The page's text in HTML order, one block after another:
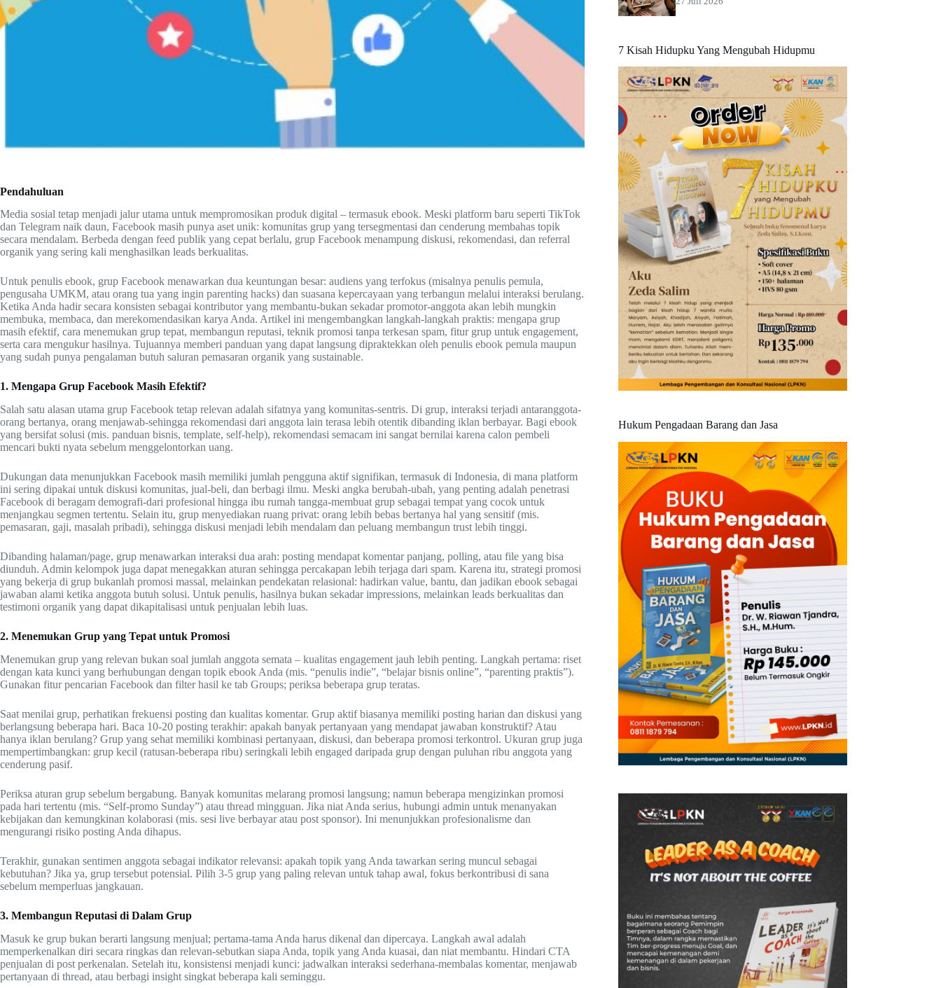
Pendahuluan
Media sosial tetap menjadi jalur utama untuk mempromosikan produk digital – termasuk ebook. Meski platform baru seperti TikTok
dan Telegram naik daun, Facebook masih punya aset unik: komunitas grup yang tersegmentasi dan cenderung membahas topik
secara mendalam. Berbeda dengan feed publik yang cepat berlalu, grup Facebook menampung diskusi, rekomendasi, dan referral
organik yang sering kali menghasilkan leads berkualitas.
Untuk penulis ebook, grup Facebook menawarkan dua keuntungan besar: audiens yang terfokus (misalnya penulis pemula,
pengusaha UMKM, atau orang tua yang ingin parenting hacks) dan suasana kepercayaan yang terbangun melalui interaksi berulang.
Ketika Anda hadir secara konsisten sebagai kontributor yang membantu-bukan sekadar promotor-anggota akan lebih mungkin
membuka, membaca, dan merekomendasikan karya Anda. Artikel ini mengembangkan langkah-langkah praktis: mengapa grup
masih efektif, cara menemukan grup tepat, membangun reputasi, teknik promosi tanpa terkesan spam, fitur grup untuk engagement,
serta cara mengukur hasilnya. Tujuannya memberi panduan yang dapat langsung dipraktekkan oleh penulis ebook pemula maupun
yang sudah punya pengalaman butuh saluran pemasaran organik yang sustainable.
1. Mengapa Grup Facebook Masih Efektif?
Salah satu alasan utama grup Facebook tetap relevan adalah sifatnya yang komunitas-sentris. Di grup, interaksi terjadi antaranggota-
orang bertanya, orang menjawab-sehingga rekomendasi dari anggota lain terasa lebih otentik dibanding iklan berbayar. Bagi ebook
yang bersifat solusi (mis. panduan bisnis, template, self-help), rekomendasi semacam ini sangat bernilai karena calon pembeli
mencari bukti nyata sebelum menggelontorkan uang.
Dukungan data menunjukkan Facebook masih memiliki jumlah pengguna aktif signifikan, termasuk di Indonesia, di mana platform
ini sering dipakai untuk diskusi komunitas, jual-beli, dan berbagi ilmu. Meski angka berubah-ubah, yang penting adalah penetrasi
Facebook di beragam demografi-dari profesional hingga ibu rumah tangga-membuat grup sebagai tempat yang cocok untuk
menjangkau segmen tertentu. Selain itu, grup menyediakan ruang privat: orang lebih bebas bertanya hal yang sensitif (mis.
pemasaran, gaji, masalah pribadi), sehingga diskusi menjadi lebih mendalam dan peluang membangun trust lebih tinggi.
Dibanding halaman/page, grup menawarkan interaksi dua arah: posting mendapat komentar panjang, polling, atau file yang bisa
diunduh. Admin kelompok juga dapat menegakkan aturan sehingga percakapan lebih terjaga dari spam. Karena itu, strategi promosi
yang bekerja di grup bukanlah promosi massal, melainkan pendekatan relasional: hadirkan value, bantu, dan jadikan ebook sebagai
jawaban alami ketika anggota butuh solusi. Untuk penulis, hasilnya bukan sekadar impressions, melainkan leads berkualitas dan
testimoni organik yang dapat dikapitalisasi untuk penjualan lebih luas.
2. Menemukan Grup yang Tepat untuk Promosi
Menemukan grup yang relevan bukan soal jumlah anggota semata – kualitas engagement jauh lebih penting. Langkah pertama: riset
dengan kata kunci yang berhubungan dengan topik ebook Anda (mis. “penulis indie”, “belajar bisnis online”, “parenting praktis”).
Gunakan fitur pencarian Facebook dan filter hasil ke tab Groups; periksa beberapa grup teratas.
Saat menilai grup, perhatikan frekuensi posting dan kualitas komentar. Grup aktif biasanya memiliki posting harian dan diskusi yang
berlangsung beberapa hari. Baca 10-20 posting terakhir: apakah banyak pertanyaan yang mendapat jawaban konstruktif? Atau
hanya iklan berulang? Grup yang sehat memiliki kombinasi pertanyaan, diskusi, dan beberapa promosi terkontrol. Ukuran grup juga
mempertimbangkan: grup kecil (ratusan-beberapa ribu) seringkali lebih engaged daripada grup dengan puluhan ribu anggota yang
cenderung pasif.
Periksa aturan grup sebelum bergabung. Banyak komunitas melarang promosi langsung; namun beberapa mengizinkan promosi
pada hari tertentu (mis. “Self-promo Sunday”) atau thread mingguan. Jika niat Anda serius, hubungi admin untuk menanyakan
kebijakan dan kemungkinan kolaborasi (mis. sesi live berbayar atau post sponsor). Ini menunjukkan profesionalisme dan
mengurangi risiko posting Anda dihapus.
Terakhir, gunakan sentimen anggota sebagai indikator relevansi: apakah topik yang Anda tawarkan sering muncul sebagai
kebutuhan? Jika ya, grup tersebut potensial. Pilih 3-5 grup yang paling relevan untuk tahap awal, fokus berkontribusi di sana
sebelum memperluas jangkauan.
3. Membangun Reputasi di Dalam Grup
Masuk ke grup bukan berarti langsung menjual; pertama-tama Anda harus dikenal dan dipercaya. Langkah awal adalah
memperkenalkan diri secara ringkas dan relevan-sebutkan siapa Anda, topik yang Anda kuasai, dan niat membantu. Hindari CTA
penjualan di post perkenalan. Setelah itu, konsistensi menjadi kunci: jadwalkan interaksi sederhana-membalas komentar, menjawab
pertanyaan di thread, atau berbagi insight singkat beberapa kali seminggu.
7 Kisah Hidupku Yang Mengubah Hidupmu
Hukum Pengadaan Barang dan Jasa